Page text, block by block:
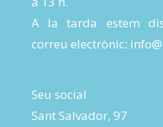
A la tarda estem
correu electrònic:
Seu social
Sant Salvador, 97